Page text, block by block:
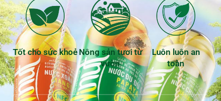
Tốt cho sức khoẻ Nông sản tươi từ
vườn
Luôn luôn an
toàn